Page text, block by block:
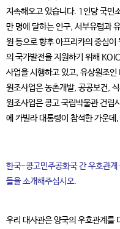
지속해오고 있습니다. 1인당 국
만 명에 달하는 인구, 서부유럽과
원 등으로 향후 아프리카의 중심
의 국가발전을 지원하기 위해
사업을 시행하고 있고, 유상원조
원조사업은 농촌개발, 공공보건,
원조사업은 콩고 국립박물관 건
에 카빌라 대통령이 참석한 가운
한국-콩고민주공화국 간 우호관계
들을 소개해주십시오.
우리 대사관은 양국의 우호관계를